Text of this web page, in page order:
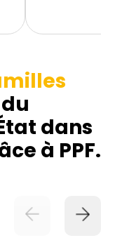
dans
à PPF.